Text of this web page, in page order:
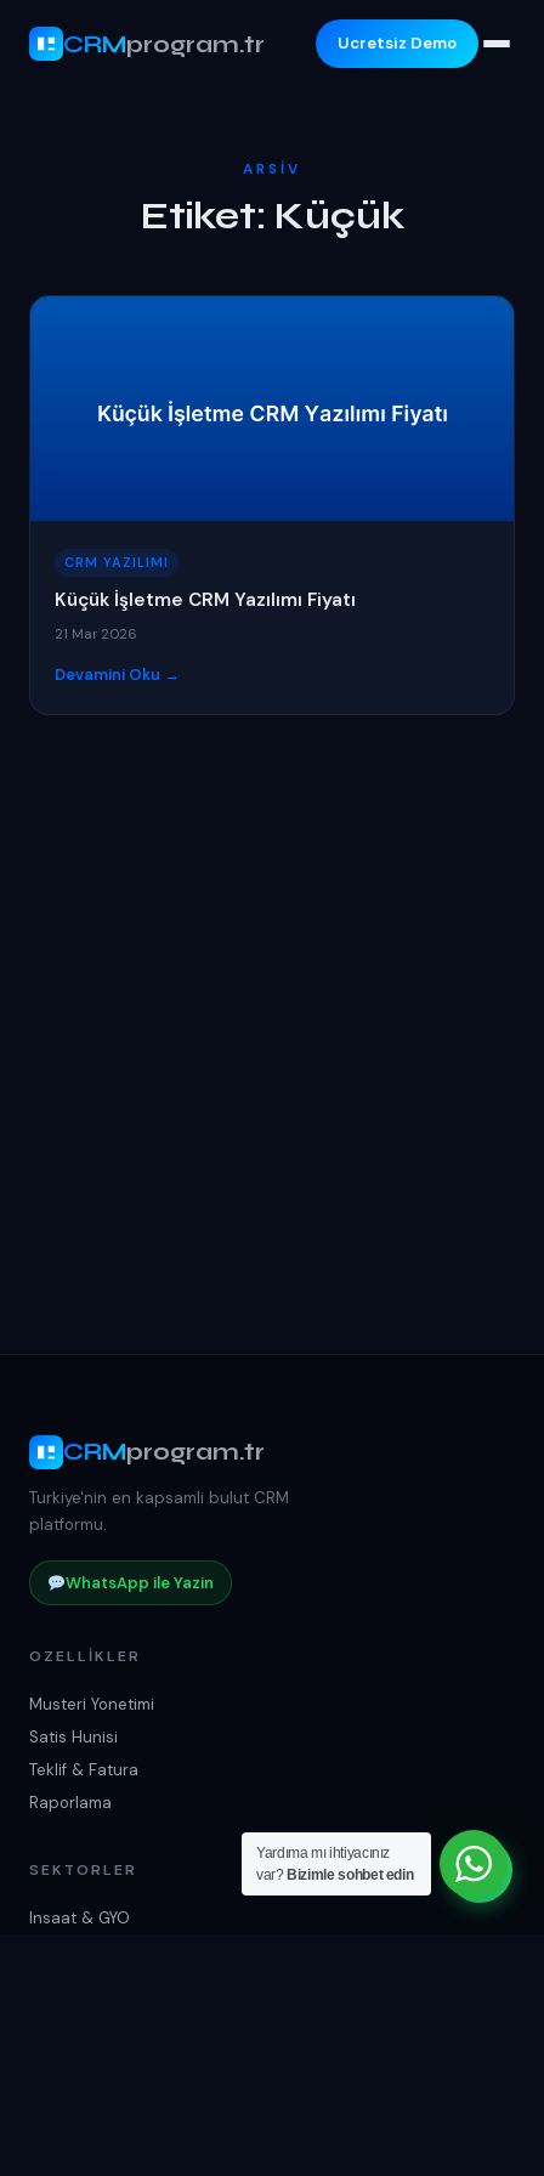
CRMprogram.tr Ucretsiz Demo
ARSIV
Etiket: Küçük
CRM YAZILIMI
Küçük İşletme CRM Yazılımı Fiyatı
21 Mar 2026
Devamini Oku →
CRMprogram.tr
Turkiye'nin en kapsamli bulut CRM
platformu.
WhatsApp ile Yazin
OZELLIKLER
Musteri Yonetimi
Satis Hunisi
Teklif & Fatura
Raporlama
SEKTORLER
Insaat & GYO
Yardıma mı ihtiyacınız
var? Bizimle sohbet edin